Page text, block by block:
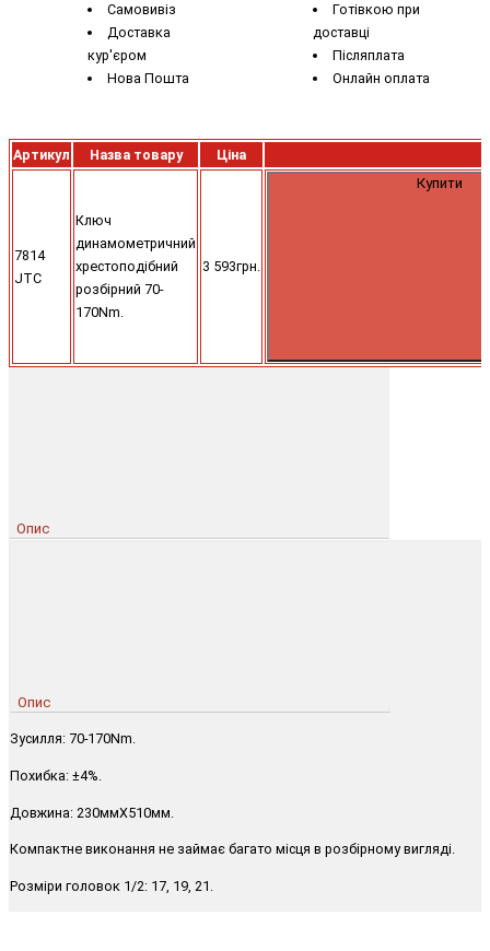
Самовивіз
Доставка
кур'єром
Нова Пошта
Готівкою при
доставці
Післяплата
Онлайн оплата
Артикул Назва товару Ціна
7814
JTC
Ключ
динамометричний
хрестоподібний
розбірний 70-
170Nm.
3 593грн.
Купити
Опис
Опис
Зусилля: 70-170Nm.
Похибка: ±4%.
Довжина: 230ммХ510мм.
Компактне виконання не займає багато місця в розбірному вигляді.
Розміри головок 1/2: 17, 19, 21.